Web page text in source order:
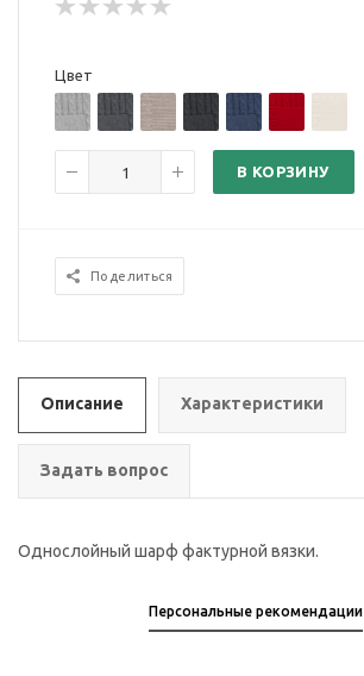
Цвет
В КОРЗИНУ
Поделиться
Описание Характеристики
Задать вопрос
Однослойный шарф фактурной вязки.
Персональные рекомендации